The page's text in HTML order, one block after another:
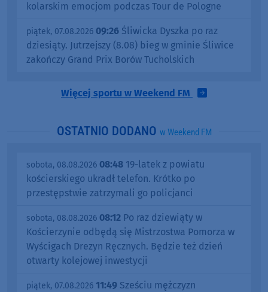
kolarskim emocjom podczas Tour de Pologne
piątek, 07.08.2026 09:26 Śliwicka Dyszka po raz
dziesiąty. Jutrzejszy (8.08) bieg w gminie Śliwice
zakończy Grand Prix Borów Tucholskich
Więcej sportu w Weekend FM
OSTATNIO DODANO w Weekend FM
sobota, 08.08.2026 08:48 19-latek z powiatu
kościerskiego ukradł telefon. Krótko po
przestępstwie zatrzymali go policjanci
sobota, 08.08.2026 08:12 Po raz dziewiąty w
Kościerzynie odbędą się Mistrzostwa Pomorza w
Wyścigach Drezyn Ręcznych. Będzie też dzień
otwarty kolejowej inwestycji
piątek, 07.08.2026 11:49 Sześciu mężczyzn